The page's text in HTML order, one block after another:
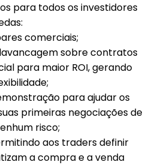
para todos os investidores
comerciais;
sobre contratos
para maior ROI, gerando
para ajudar os
primeiras negociações de
risco;
aos traders definir
a compra e a venda